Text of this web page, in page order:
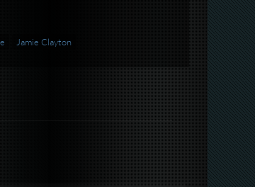
Jamie Clayton